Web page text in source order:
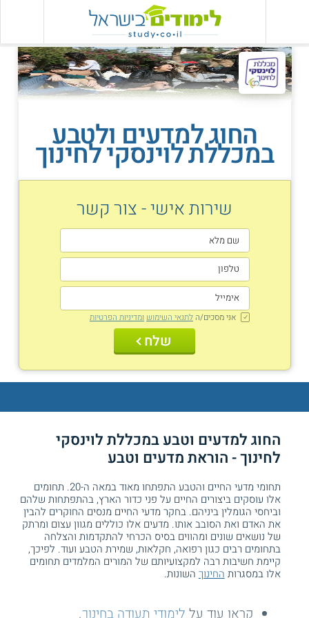
החוג למדעים ולטבע
במכללת לוינסקי לחינוך
שירות אישי - צור קשר
אני מסכים/ה לתנאי השימוש ומדיניות הפרטיות
שלח
החוג למדעים וטבע במכללת לוינסקי
לחינוך - הוראת מדעים וטבע
תחומי מדעי החיים והטבע התפתחו מאוד במאה ה-20. תחומים
אלו עוסקים ביצורים החיים על פני כדור הארץ, בהתפתחות שלהם
וביחסי הגומלין ביניהם. בחקר מדעי החיים מנסים החוקרים להבין
את האדם ואת הסובב אותו. מדעים אלו כוללים מגוון עצום ומרתק
של נושאים שונים ומהווים בסיס הכרחי להתקדמות והצלחה
בתחומים רבים כגון רפואה, חקלאות, שמירת הטבע ועוד. לפיכך,
קיימת חשיבות רבה למקצועיותם של המורים המלמדים תחומים
אלו במסגרות החינוך השונות.
קראו עוד עללימודי תעודה בחינוך.